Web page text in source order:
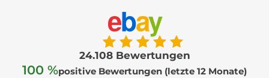
ebay
24.108 Bewertungen
100 %positive Bewertungen (letzte 12 Monate)